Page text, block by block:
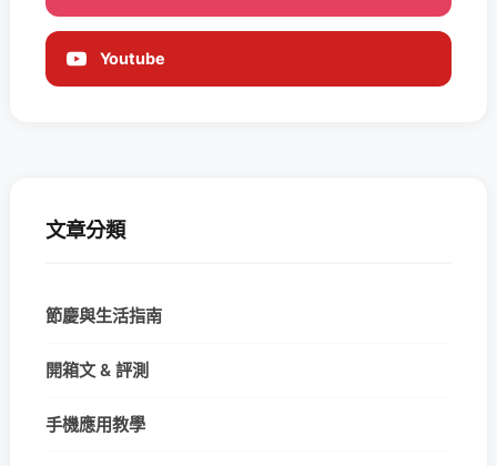
Youtube
文章分類
節慶與生活指南
開箱文 & 評測
手機應用教學